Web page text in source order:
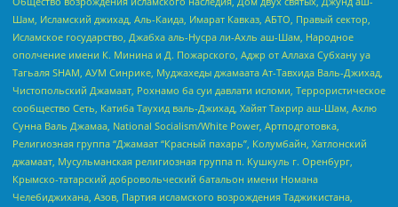
Шам, Исламский джихад, Аль-Каида, Имарат Кавказ, АБТО, Правый сектор,
Исламское государство, Джабха аль-Нусра ли-Ахль аш-Шам, Народное
ополчение имени К. Минина и Д. Пожарского, Аджр от Аллаха Субхану уа
Тагьаля SHAM, АУМ Синрике, Муджахеды джамаата Ат-Тавхида Валь-Джихад,
Чистопольский Джамаат, Рохнамо ба суи давлати исломи, Террористическое
сообщество Сеть, Катиба Таухид валь-Джихад, Хайят Тахрир аш-Шам, Ахлю
Сунна Валь Джамаа, National Socialism/White Power, Артподготовка,
Религиозная группа “Джамаат “Красный пахарь”, Колумбайн, Хатлонский
джамаат, Мусульманская религиозная группа п. Кушкуль г. Оренбург,
Крымско-татарский добровольческий батальон имени Номана
Челебиджихана, Азов, Партия исламского возрождения Таджикистана,